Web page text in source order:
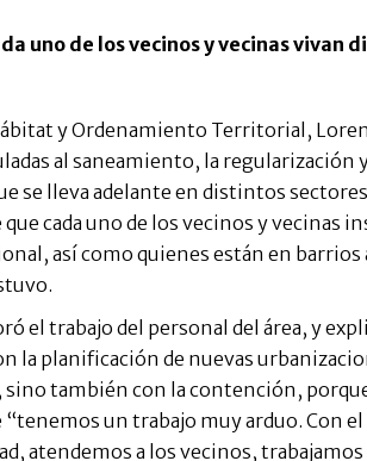
uno de los vecinos y vecinas vivan
y Ordenamiento Territorial,
al saneamiento, la regularización
se lleva adelante en distintos
cada uno de los vecinos y vecinas
así como quienes están en
el trabajo del personal del área, y
la planificación de nuevas
también con la contención,
“tenemos un trabajo muy arduo. Con
atendemos a los vecinos,